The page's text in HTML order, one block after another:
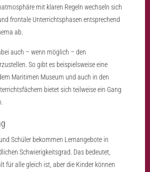
mit klaren Regeln wechseln sich
frontale Unterrichtsphasen entsprechend
ab.
auch – wenn möglich – den
So gibt es beispielsweise eine
Maritimen Museum und auch in den
bietet sich teilweise ein Gang
Schüler bekommen Lernangebote in
Schwierigkeitsgrad. Das bedeutet,
für alle gleich ist, aber die Kinder können